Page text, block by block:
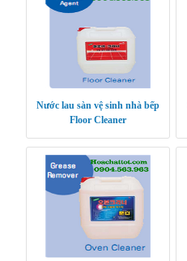
Nước lau sàn vệ sinh nhà bếp
Floor Cleaner